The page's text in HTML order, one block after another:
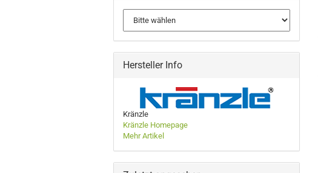
Hersteller Info
Kränzle
Kränzle Homepage
Mehr Artikel